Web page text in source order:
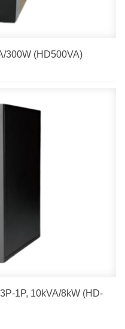
300W (HD500VA)
1P, 10kVA/8kW (HD-